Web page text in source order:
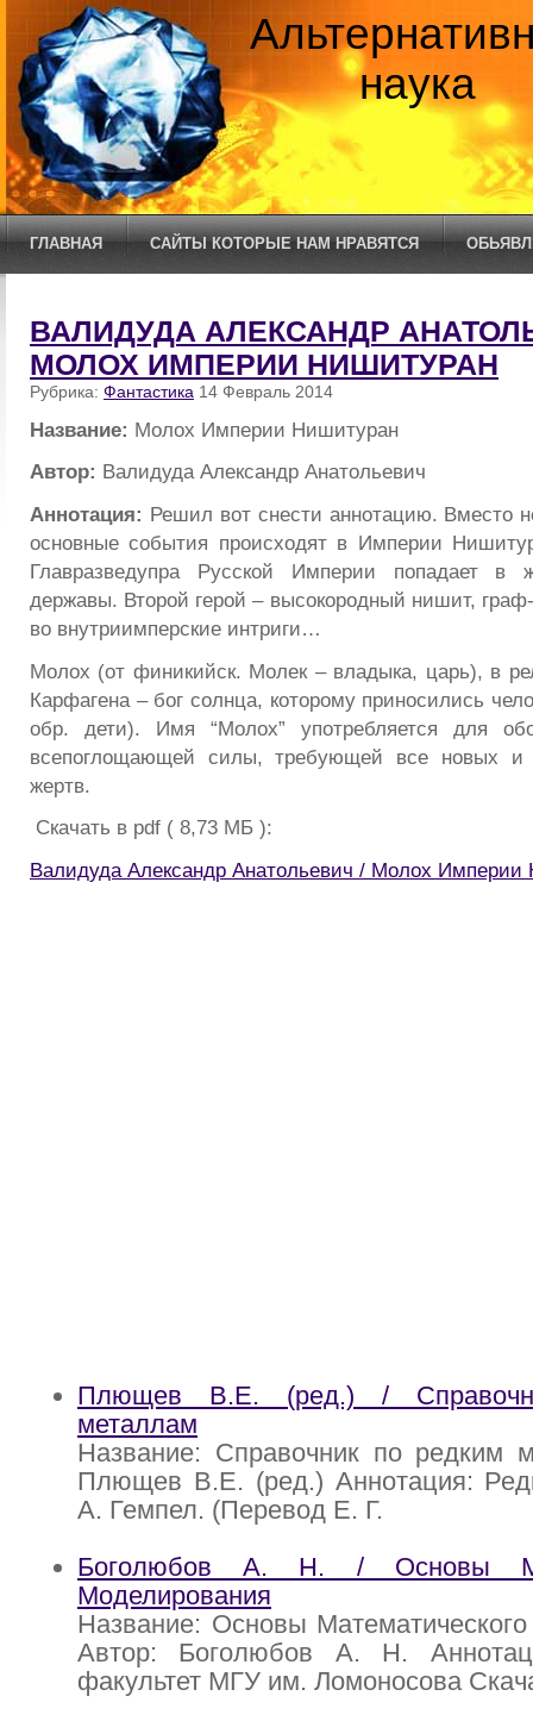
наука
ГЛАВНАЯ САЙТЫ КОТОРЫЕ НАМ НРАВЯТСЯ
ВАЛИДУДА АЛЕКСАНДР
МОЛОХ ИМПЕРИИ НИШИТУРАН
Рубрика: Фантастика 14 Февраль 2014
Название: Молох Империи Нишитуран
Автор: Валидуда Александр Анатольевич
Аннотация: Решил вот снести аннотацию. Вместо
основные события происходят в Империи
Главразведупра Русской Империи попадает в
державы. Второй герой – высокородный нишит, граф-
во внутриимперские интриги…
Молох (от финикийск. Молек – владыка, царь), в
Карфагена – бог солнца, которому приносились
обр. дети). Имя “Молох” употребляется для
всепоглощающей силы, требующей все новых и
жертв.
Скачать в pdf ( 8,73 МБ ):
Валидуда Александр Анатольевич / Молох Империи
Плющев В.Е. (ред.) /
металлам
Название: Справочник по редким
Плющев В.Е. (ред.) Аннотация:
А. Гемпел. (Перевод Е. Г.
Боголюбов А. Н. / Основы
Моделирования
Название: Основы
Автор: Боголюбов А. Н.
факультет МГУ им. Ломоносова